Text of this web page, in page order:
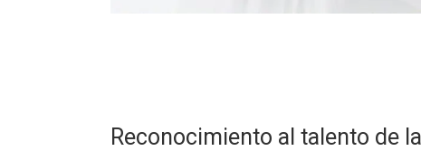
Reconocimiento al talento de